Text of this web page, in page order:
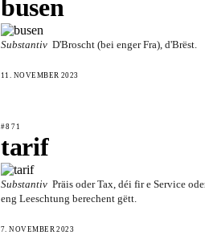
busen
Substantiv D'Broscht (bei enger Fra), d'Brëst.
11. NOVEMBER 2023
#871
tarif
Substantiv Präis oder Tax, déi fir e Service
eng Leeschtung berechent gëtt.
7. NOVEMBER 2023